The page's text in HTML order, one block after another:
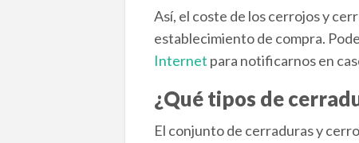
Así, el coste de los cerrojos y
establecimiento de compra.
Internet para notificarnos en
¿Qué tipos de
El conjunto de cerraduras y